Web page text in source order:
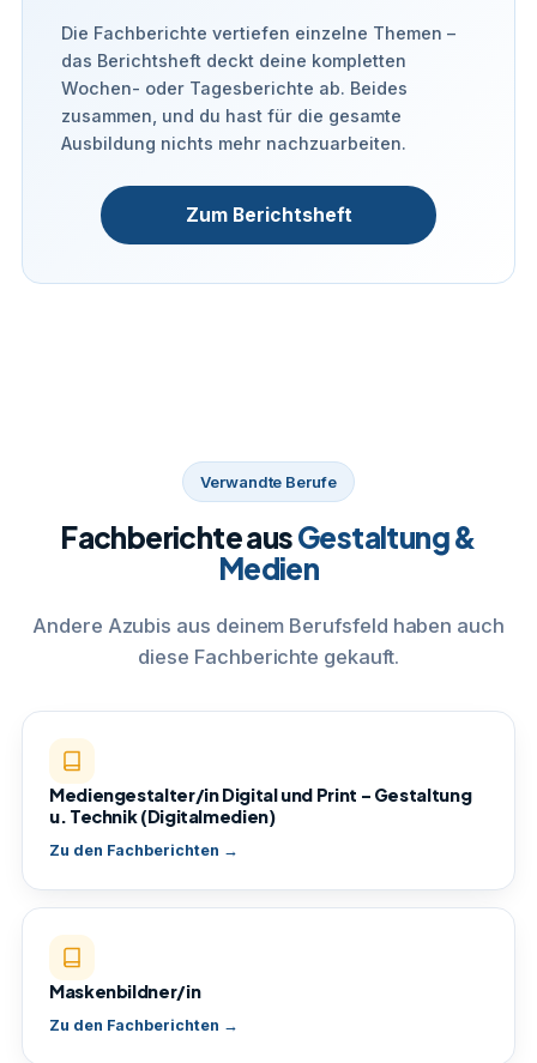
Die Fachberichte vertiefen einzelne Themen –
das Berichtsheft deckt deine kompletten
Wochen- oder Tagesberichte ab. Beides
zusammen, und du hast für die gesamte
Ausbildung nichts mehr nachzuarbeiten.
Zum Berichtsheft
Verwandte Berufe
Fachberichte ausGestaltung &
Medien
Andere Azubis aus deinem Berufsfeld haben auch
diese Fachberichte gekauft.
Mediengestalter/in Digital und Print – Gestaltung
u. Technik (Digitalmedien)
Zu den Fachberichten →
Maskenbildner/in
Zu den Fachberichten →